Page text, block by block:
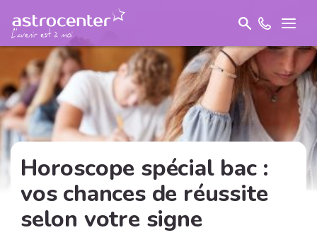
Horoscope spécial bac :
vos chances de réussite
selon votre signe